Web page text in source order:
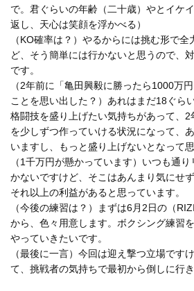
で。君ぐらいの年齢（二十歳）やとイケ
返し、天心は笑顔を浮かべる）
（KO確率は？）やるからには挑む形で
ど、そう簡単には行かないと思うので、
です。
（2年前に「亀田興毅に勝ったら1000万
ことを思い出した？）あれはまだ18ぐら
格闘技を盛り上げたい気持ちがあって、2
を少しずつ作っていける状況になって、
いますし、もっと盛り上げないとなって思
（1千万円が懸かっています）いつも通
かないですけど、そこはあんまり気にせ
それ以上の利益があると思っています。
（今後の練習は？）まずは6月2日の（
から、色々用意します。ボクシング練習
やっていきたいです。
（最後に一言）今回は迎え撃つ立場です
て、挑戦者の気持ちで最初から倒しに行き